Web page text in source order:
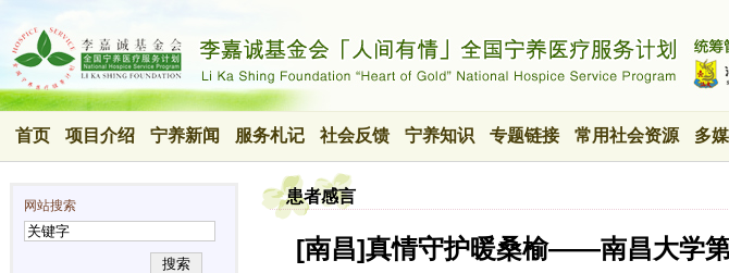
首页 项目介绍 宁养新闻 服务札记 社会反馈 宁养知识 专题链接 常用社会资源 多
网站搜索
搜索
患者感言
[南昌]真情守护暖桑榆——南昌大学